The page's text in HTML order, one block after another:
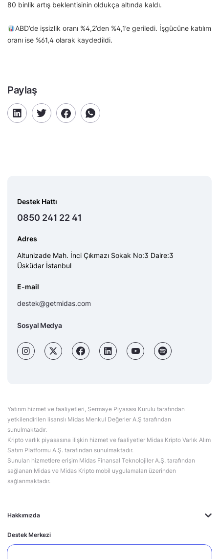
80 binlik artış beklentisinin oldukça altında kaldı.
ABD’de işsizlik oranı %4,2’den %4,1’e geriledi. İşgücüne katılım
oranı ise %61,4 olarak kaydedildi.
Paylaş
Hakkımızda
Destek Merkezi
Destek Hattı
0850 241 22 41
Adres
Altunizade Mah. İnci Çıkmazı Sokak No:3 Daire:3
Üsküdar İstanbul
E-mail
destek@getmidas.com
Sosyal Medya
Yatırım hizmet ve faaliyetleri, Sermaye Piyasası Kurulu tarafından
yetkilendirilen lisanslı Midas Menkul Değerler A.Ş tarafından
sunulmaktadır.
Kripto varlık piyasasına ilişkin hizmet ve faaliyetler Midas Kripto Varlık Alım
Satım Platformu A.Ş. tarafından sunulmaktadır.
Sunulan hizmetlere erişim Midas Finansal Teknolojiler A.Ş. tarafından
sağlanan Midas ve Midas Kripto mobil uygulamaları üzerinden
sağlanmaktadır.